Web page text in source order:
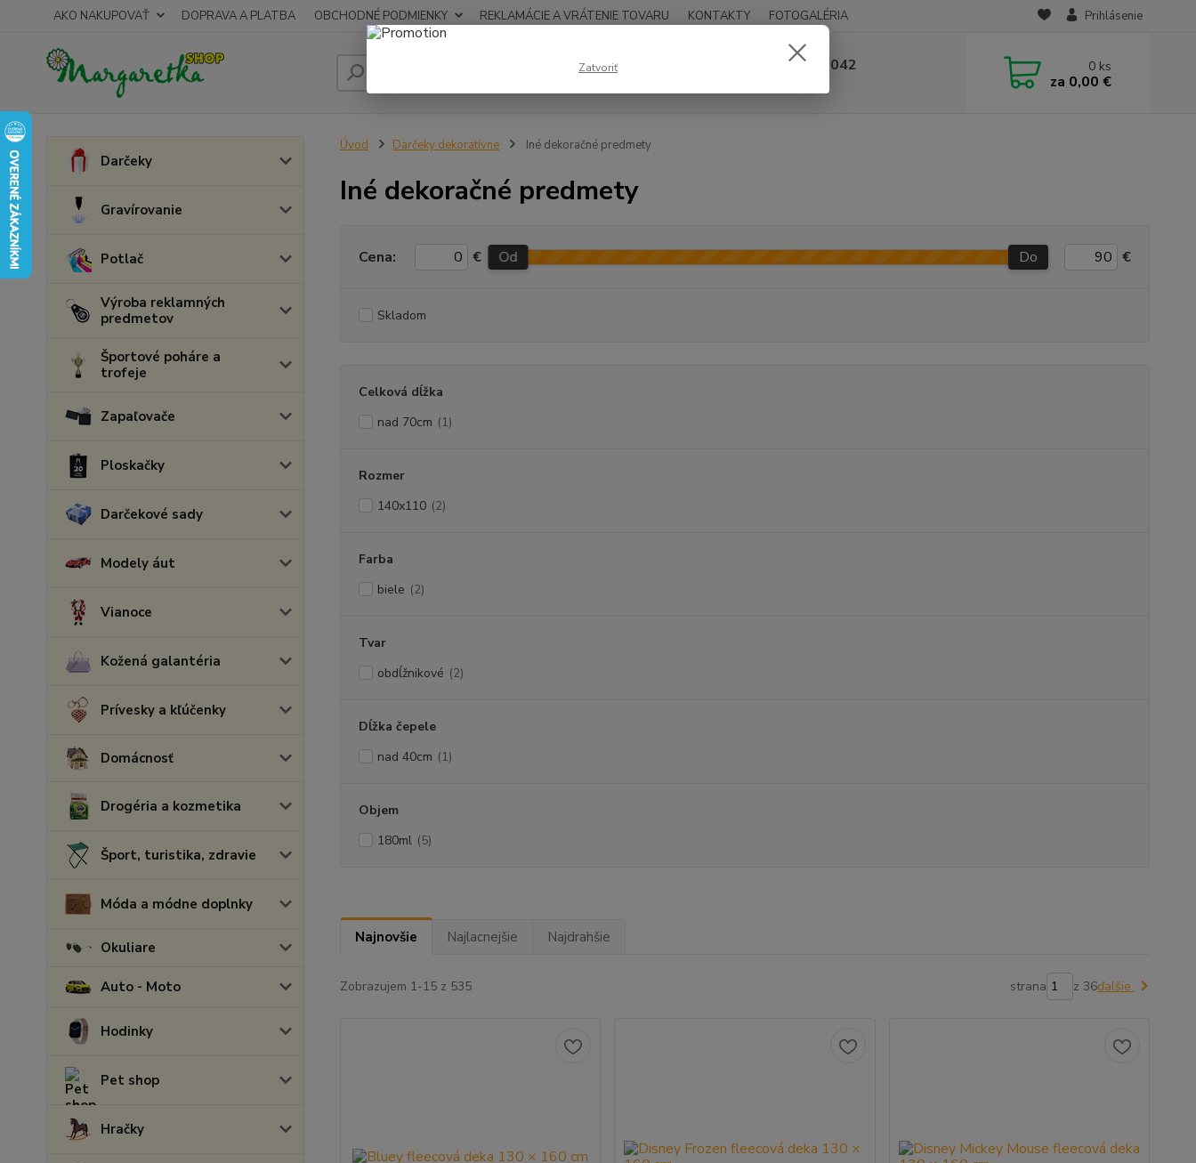
AKO NAKUPOVAŤ DOPRAVA A PLATBA OBCHODNÉ PODMIENKY REKLAMÁCIE A VRÁTENIE TOVARU KONTAKTY FOTOGALÉRIA Prihlásenie
Hľadať 0948 236 042 0 ks
za 0,00 €
Darčeky
Gravírovanie
Potlač
Výroba reklamných
predmetov
Športové poháre a
trofeje
Zapaľovače
Ploskačky
Darčekové sady
Modely áut
Vianoce
Kožená galantéria
Prívesky a kľúčenky
Domácnosť
Drogéria a kozmetika
Šport, turistika, zdravie
Móda a módne doplnky
Okuliare
Auto - Moto
Hodinky
Pet shop
Hračky
Úvod Darčeky dekoratívne Iné dekoračné predmety
Iné dekoračné predmety
Cena: € Od Do €
Skladom
Celková dĺžka
nad 70cm (1)
Rozmer
140x110 (2)
Farba
biele (2)
Tvar
obdĺžnikové (2)
Dĺžka čepele
nad 40cm (1)
Objem
180ml (5)
Najnovšie Najlacnejšie Najdrahšie
Zobrazujem 1-15 z 535 strana z 36ďalšie
Zatvoriť